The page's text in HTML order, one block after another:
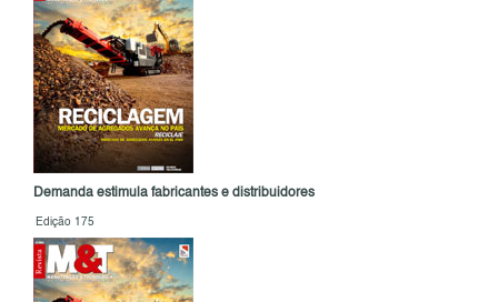
Demanda estimula fabricantes e distribuidores
Edição 175